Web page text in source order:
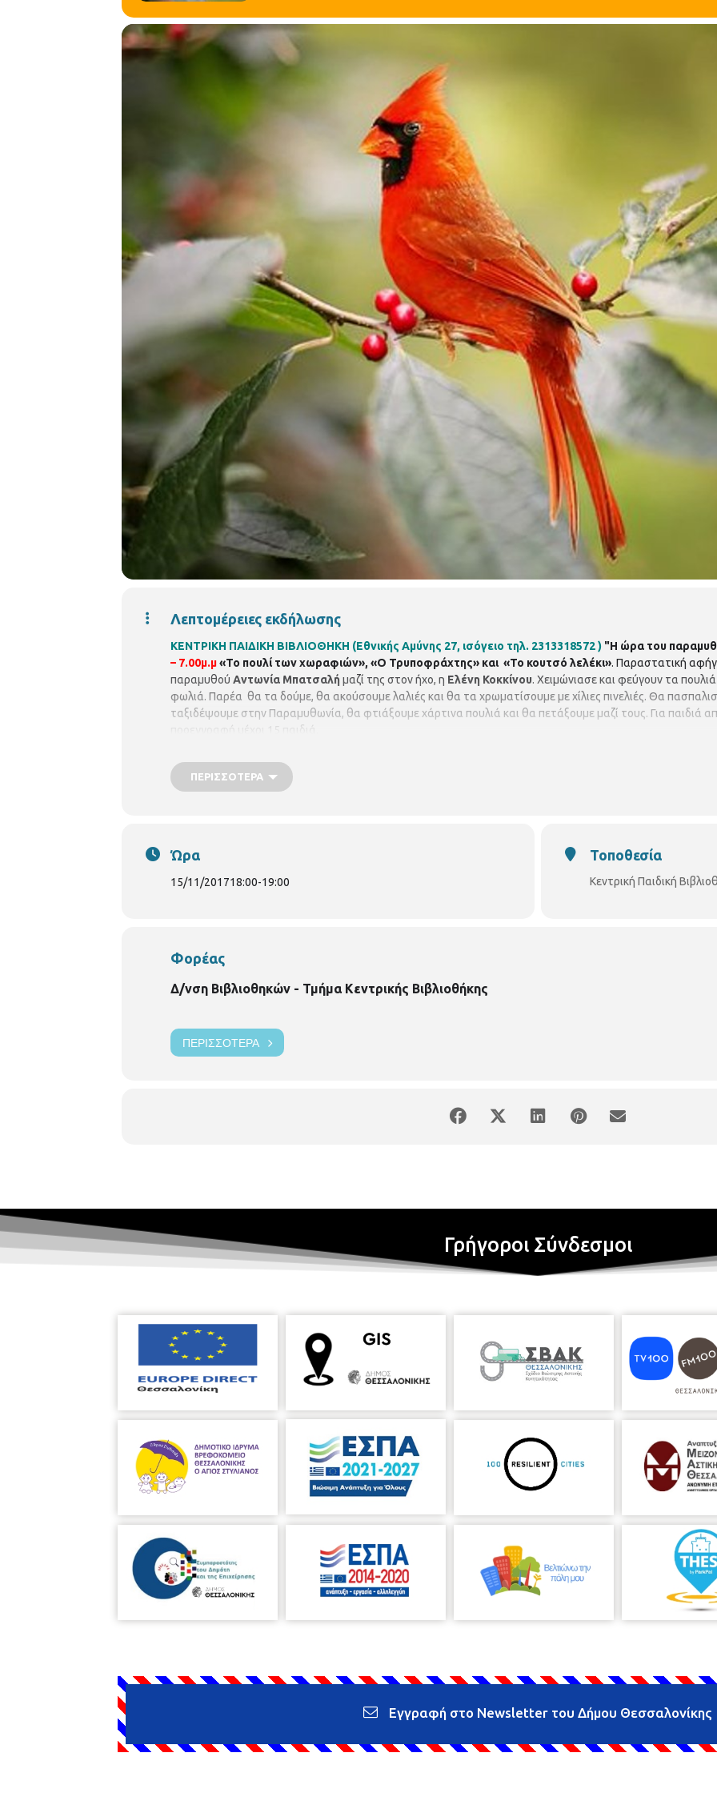
Λεπτομέρειες εκδήλωσης
ΚΕΝΤΡΙΚΗ ΠΑΙΔΙΚΗ ΒΙΒΛΙΟΘΗΚΗ (Εθνικής Αμύνης 27, ισόγειο τηλ. 2313318572 ) "Η ώρα του
– 7.00μ.μ«Το πουλί των χωραφιών», «Ο Τρυποφράχτης» και «Το κουτσό λελέκι». Παραστατική
παραμυθού Αντωνία Μπατσαλή μαζί της στον ήχο, η Ελένη Κοκκίνου. Χειμώνιασε και φεύγουν τα
φωλιά. Παρέα θα τα δούμε, θα ακούσουμε λαλιές και θα τα χρωματίσουμε με χίλιες πινελιές. Θα
ταξιδέψουμε στην Παραμυθωνία, θα φτιάξουμε χάρτινα πουλιά και θα πετάξουμε μαζί τους. Για παιδιά
προεγγραφή μέχρι 15 παιδιά.
ΠΕΡΙΣΣΌΤΕΡΑ
Ώρα
15/11/201718:00-19:00
Τοποθεσία
Κεντρική Παιδική
Φορέας
Δ/νση Βιβλιοθηκών - Τμήμα Κεντρικής Βιβλιοθήκης
ΠΕΡΙΣΣΌΤΕΡΑ
Γρήγοροι Σύνδεσμοι
Εγγραφή στο Newsletter του Δήμου Θεσσαλονίκης